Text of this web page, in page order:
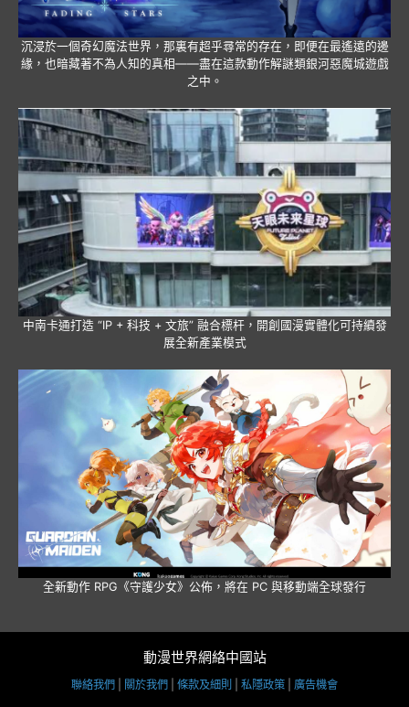
沉浸於一個奇幻魔法世界，那裏有超乎尋常的存在，即便在最遙遠的邊
緣，也暗藏著不為人知的真相——盡在這款動作解謎類銀河惡魔城遊戲
之中。
中南卡通打造 “IP + 科技 + 文旅” 融合標杆，開創國漫實體化可持續發
展全新產業模式
全新動作 RPG《守護少女》公佈，將在 PC 與移動端全球發行
動漫世界網絡中國站
聯絡我們 關於我們 條款及細則 私隱政策 廣告機會